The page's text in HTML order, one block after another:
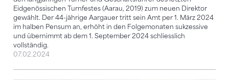
Eidgenössischen Turnfestes (Aarau, 2019) zum neuen Direktor
gewählt. Der 44-jährige Aargauer tritt sein Amt per 1. März 2024
im halben Pensum an, erhöht in den Folgemonaten sukzessive
und übernimmt ab dem 1. September 2024 schliesslich
vollständig.
07.02.2024